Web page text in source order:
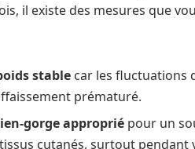
il existe des mesures que
stable car les fluctuations
prématuré.
gorge approprié pour un
cutanés, surtout pendant